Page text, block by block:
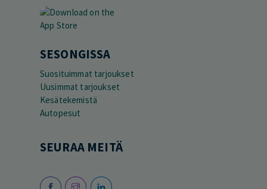
SESONGISSA
Suosituimmat tarjoukset
Uusimmat tarjoukset
Kesätekemistä
Autopesut
SEURAA MEITÄ